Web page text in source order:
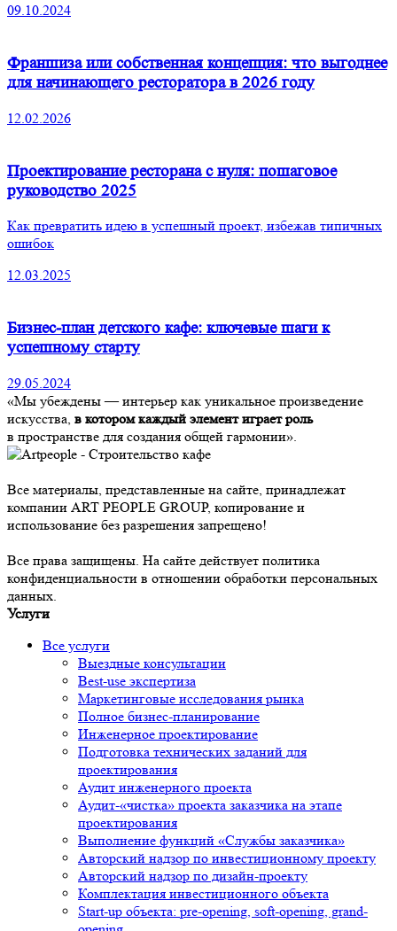
09.10.2024
Франшиза или собственная концепция: что выгоднее
для начинающего ресторатора в 2026 году
12.02.2026
Проектирование ресторана с нуля: пошаговое
руководство 2025
Как превратить идею в успешный проект, избежав типичных
ошибок
12.03.2025
Бизнес-план детского кафе: ключевые шаги к
успешному старту
29.05.2024
«Мы убеждены — интерьер как уникальное произведение
искусства, в котором каждый элемент играет роль
в пространстве для создания общей гармонии».
Все материалы, представленные на сайте, принадлежат
компании ART PEOPLE GROUP, копирование и
использование без разрешения запрещено!
Все права защищены. На сайте действует политика
конфиденциальности в отношении обработки персональных
данных.
Услуги
Все услуги
Выездные консультации
Best-use экспертиза
Маркетинговые исследования рынка
Полное бизнес-планирование
Инженерное проектирование
Подготовка технических заданий для
проектирования
Аудит инженерного проекта
Аудит-«чистка» проекта заказчика на этапе
проектирования
Выполнение функций «Службы заказчика»
Авторский надзор по инвестиционному проекту
Авторский надзор по дизайн-проекту
Комплектация инвестиционного объекта
Start-up объекта: pre-opening, soft-opening, grand-